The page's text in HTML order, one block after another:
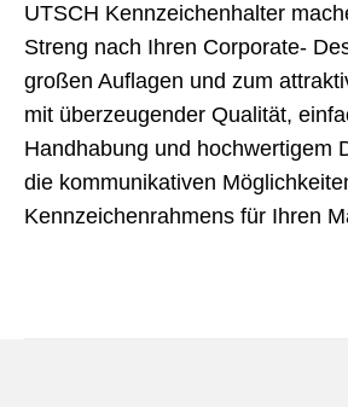
UTSCH Kennzeichenhalter
Streng nach Ihren Corporate-
großen Auflagen und zum
mit überzeugender Qualität,
Handhabung und hochwertigem
die kommunikativen
Kennzeichenrahmens für Ihren